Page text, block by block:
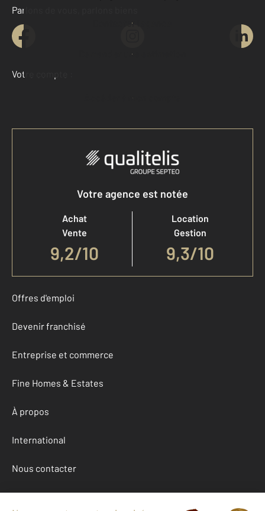
Contacter l'agence
Demander une estimation
Parlons de vous, parlons biens
Votre compte :
Accéder à mon compte
Votre agence est notée
Achat
Vente
9,2/10
Location
Gestion
9,3/10
Offres d'emploi
Devenir franchisé
Entreprise et commerce
Fine Homes & Estates
À propos
International
Nous contacter